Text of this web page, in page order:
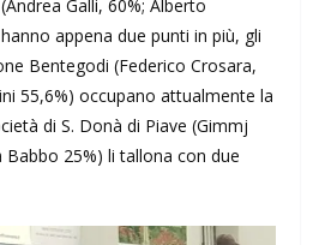
Galli, 60%; Alberto
appena due punti in più, gli
Bentegodi (Federico Crosara,
55,6%) occupano attualmente la
di S. Donà di Piave (Gimmj
Babbo 25%) li tallona con due